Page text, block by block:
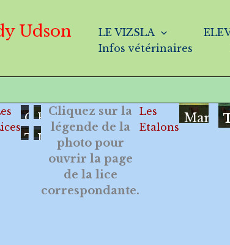
Udson LE VIZSLA
Infos vétérinaires
Only
You
Pas
Si
Simple
Trop
Belle
Toi
Urkane
Cliquez sur la
légende de la
photo pour
ouvrir la page
de la lice
correspondante.
Les
Etalons
Marvel